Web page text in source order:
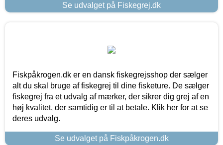
Se udvalget på Fiskegrej.dk
Fiskpåkrogen.dk er en dansk fiskegrejsshop der sælger
alt du skal bruge af fiskegrej til dine fisketure. De sælger
fiskegrej fra et udvalg af mærker, der sikrer dig grej af en
høj kvalitet, der samtidig er til at betale. Klik her for at se
deres udvalg.
Se udvalget på Fiskpåkrogen.dk